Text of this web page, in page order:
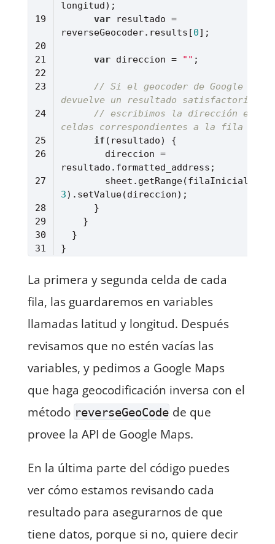
var resultado =
reverseGeocoder.results[0
var direccion = ""
// Si el geocoder de Google Maps
devuelve un resultado satisfactorio,
// escribimos la dirección en
celdas correspondientes a la fila
if
3
La primera y segunda celda de cada
fila, las guardaremos en variables
llamadas latitud y longitud. Después
revisamos que no estén vacías las
variables, y pedimos a Google Maps
que haga geocodificación inversa con el
método reverseGeoCode de que
provee la API de Google Maps.
En la última parte del código puedes
ver cómo estamos revisando cada
resultado para asegurarnos de que
tiene datos, porque si no, quiere decir